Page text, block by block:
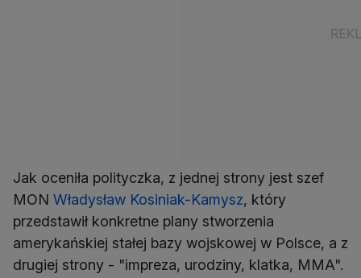
Jak oceniła polityczka, z jednej strony jest szef
MON Władysław Kosiniak-Kamysz, który
przedstawił konkretne plany stworzenia
amerykańskiej stałej bazy wojskowej w Polsce, a z
drugiej strony - "impreza, urodziny, klatka, MMA".